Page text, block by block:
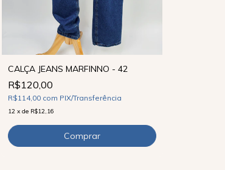
CALÇA JEANS MARFINNO - 42
R$120,00
R$114,00 com PIX/Transferência
12 x de R$12,16